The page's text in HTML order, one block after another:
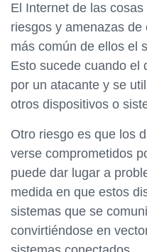
El Internet de las
riesgos y amenazas de
más común de ellos el
Esto sucede cuando el
por un atacante y se
otros dispositivos o
Otro riesgo es que los
verse comprometidos
puede dar lugar a
medida en que estos
sistemas que se
convirtiéndose en